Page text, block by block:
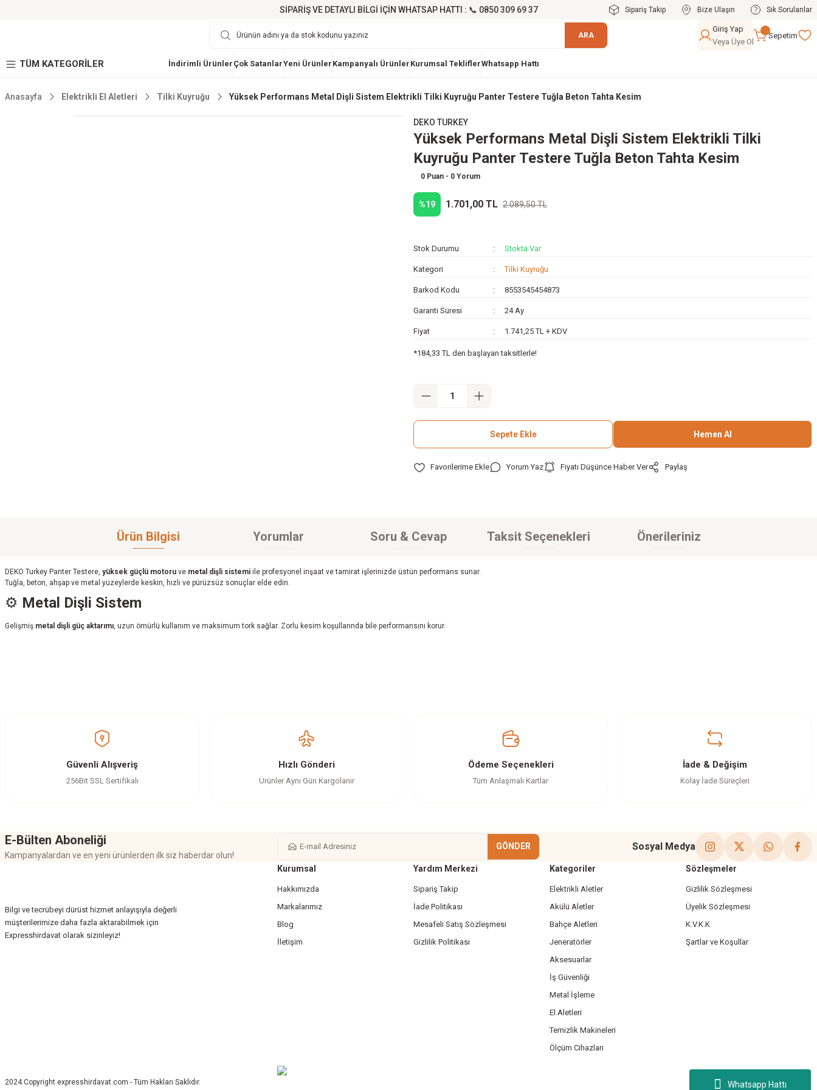
Whatsapp Hattı
SİPARİŞ VE DETAYLI BİLGİ İÇİN WHATSAP HATTI : 📞 0850 309 69 37 Sipariş Takip Bize Ulaşın Sık Sorulanlar
ARA
Giriş Yap
Veya Üye Ol
Sepetim
TÜM KATEGORİLER İndirimli Ürünler Çok SatanlarYeni Ürünler Kampanyalı Ürünler Kurumsal TekliflerWhatsapp Hattı
Anasayfa Elektrikli El Aletleri Tilki Kuyruğu Yüksek Performans Metal Dişli Sistem Elektrikli Tilki Kuyruğu Panter Testere Tuğla Beton Tahta Kesim
DEKO TURKEY
Yüksek Performans Metal Dişli Sistem Elektrikli Tilki
Kuyruğu Panter Testere Tuğla Beton Tahta Kesim
0 Puan - 0 Yorum
%19 1.701,00 TL 2.089,50 TL
Stok Durumu Stokta Var
Kategori Tilki Kuyruğu
Barkod Kodu 8553545454873
Garanti Süresi 24 Ay
Fiyat 1.741,25 TL + KDV
*184,33 TL den başlayan taksitlerle!
Sepete Ekle Hemen Al
Yorum Yaz Fiyatı Düşünce Haber Ver Paylaş
Ürün Bilgisi Yorumlar Soru & Cevap Taksit Seçenekleri Önerileriniz
DEKO Turkey Panter Testere, yüksek güçlü motoru ve metal dişli sistemi ile profesyonel inşaat ve tamirat işlerinizde üstün performans sunar.
Tuğla, beton, ahşap ve metal yüzeylerde keskin, hızlı ve pürüzsüz sonuçlar elde edin.
⚙️ Metal Dişli Sistem
Gelişmiş metal dişli güç aktarımı , uzun ömürlü kullanım ve maksimum tork sağlar. Zorlu kesim koşullarında bile performansını korur.
Ürün açıklamasında eksik bilgiler bulunuyor.
Gönder
Güvenli Alışveriş
256Bit SSL Sertifikalı
Hızlı Gönderi
Ürünler Aynı Gün Kargolanır
Ödeme Seçenekleri
Tüm Anlaşmalı Kartlar
İade & Değişim
Kolay İade Süreçleri
E-Bülten Aboneliği
Kampanyalardan ve en yeni ürünlerden ilk siz haberdar olun!
GÖNDER Sosyal Medya
Bilgi ve tecrübeyi dürüst hizmet anlayışıyla değerli
müşterilerimize daha fazla aktarabilmek için
Expresshirdavat olarak sizinleyiz!
Kurumsal
Hakkımızda
Markalarımız
Blog
İletişim
Yardım Merkezi
Sipariş Takip
İade Politikası
Mesafeli Satış Sözleşmesi
Gizlilik Politikası
Kategoriler
Elektrikli Aletler
Akülü Aletler
Bahçe Aletleri
Jeneratörler
Aksesuarlar
İş Güvenliği
Metal İşleme
El Aletleri
Temizlik Makineleri
Ölçüm Cihazları
Sözleşmeler
Gizlilik Sözleşmesi
Üyelik Sözleşmesi
K.V.K.K
Şartlar ve Koşullar
2024 Copyright expresshirdavat.com - Tüm Hakları Saklıdır.